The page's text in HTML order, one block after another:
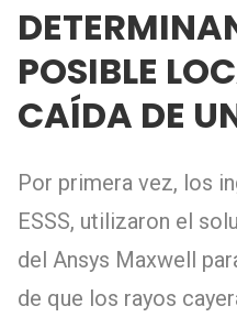
POSIBLE
CAÍDA DE
Por primera vez, los
ESSS, utilizaron el
del Ansys Maxwell
de que los rayos